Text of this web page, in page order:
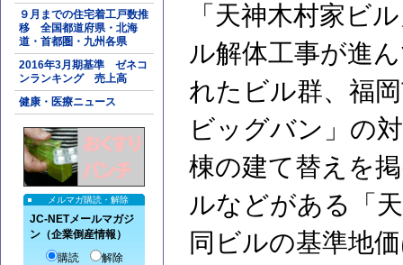
９月までの住宅着工戸数推
移 全国都道府県・北海
道・首都圏・九州各県
2016年3月期基準 ゼネコ
ンランキング 売上高
健康・医療ニュース
メルマガ購読・解除
JC-NETメールマガジ
ン（企業倒産情報）
購読
解除
「天神木村家ビ
ル解体工事が進
れたビル群、福
ビッグバン」の
棟の建て替えを
ルなどがある「
同ビルの基準地